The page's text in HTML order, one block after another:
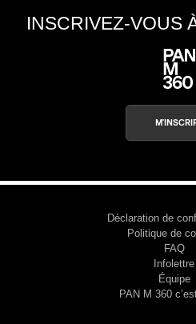
INSCRIVEZ-VOUS
Déclaration de
Politique de
FAQ
Infolettre
Équipe
PAN M 360